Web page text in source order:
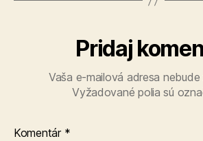
Pridaj
Vaša e-mailová adresa nebude
Vyžadované polia sú
Komentár *